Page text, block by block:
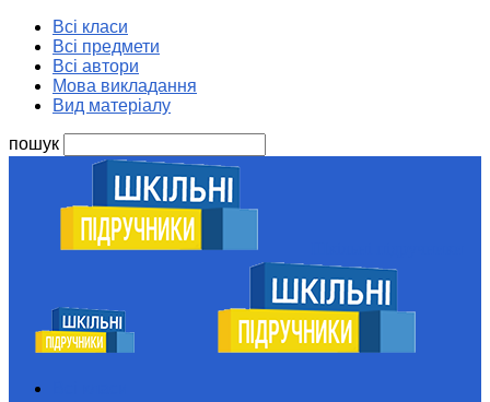
Всі класи
Всі предмети
Всі автори
Мова викладання
Вид матеріалу
пошук